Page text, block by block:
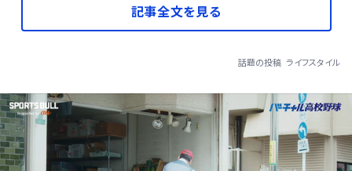
記事全文を見る
話題の投稿 ライフスタイル